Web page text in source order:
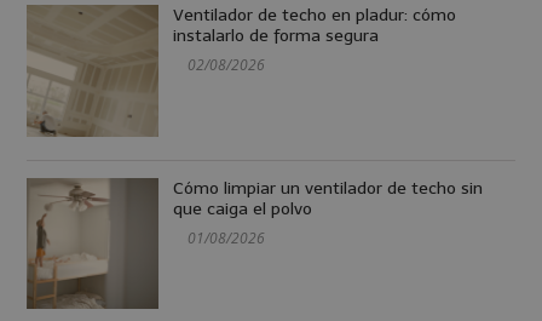
Ventilador de techo en pladur: cómo
instalarlo de forma segura
02/08/2026
Cómo limpiar un ventilador de techo sin
que caiga el polvo
01/08/2026